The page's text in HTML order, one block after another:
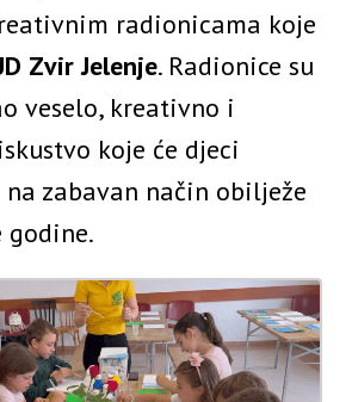
radionicama koje
Zvir Jelenje. Radionice su
veselo, kreativno i
koje će djeci
zabavan način obilježe
godine.